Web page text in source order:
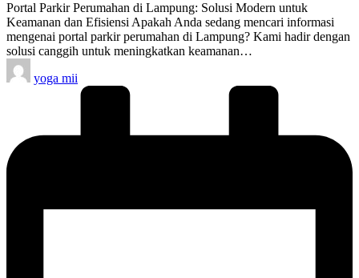
Portal Parkir Perumahan di Lampung: Solusi Modern untuk
Keamanan dan Efisiensi Apakah Anda sedang mencari informasi
mengenai portal parkir perumahan di Lampung? Kami hadir dengan
solusi canggih untuk meningkatkan keamanan…
Posted
by
yoga mii